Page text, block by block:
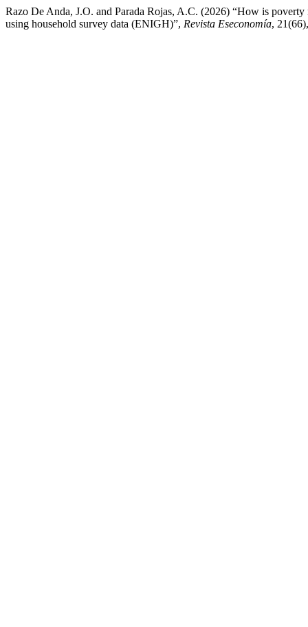
Razo De Anda, J.O. and Parada Rojas, A.C. (2026) “How is
using household survey data (ENIGH)”, Revista Eseconomía,